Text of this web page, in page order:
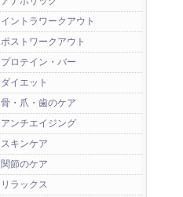
イントラワークアウト
ポストワークアウト
プロテイン・バー
ダイエット
骨・爪・歯のケア
アンチエイジング
スキンケア
関節のケア
リラックス